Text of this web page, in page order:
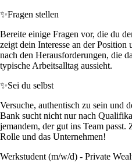
✨Fragen stellen
Bereite einige Fragen vor, die du
zeigt dein Interesse an der
nach den Herausforderungen, die
typische Arbeitsalltag aussieht.
✨Sei du selbst
Versuche, authentisch zu sein und
Bank sucht nicht nur nach
jemandem, der gut ins Team
Rolle und das Unternehmen!
Werkstudent (m/w/d) - Private